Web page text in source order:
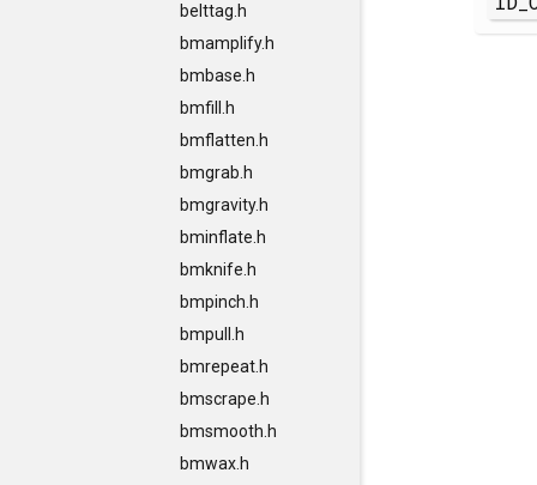
belttag.h
bmamplify.h
bmbase.h
bmfill.h
bmflatten.h
bmgrab.h
bmgravity.h
bminflate.h
bmknife.h
bmpinch.h
bmpull.h
bmrepeat.h
bmscrape.h
bmsmooth.h
bmwax.h